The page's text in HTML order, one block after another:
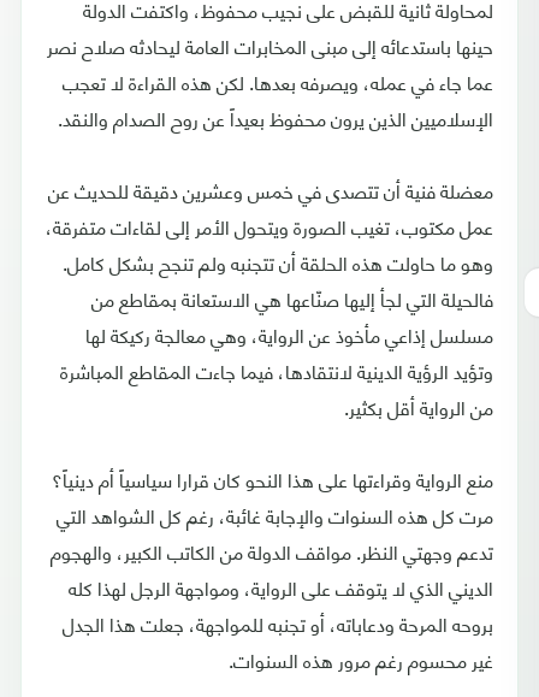
لمحاولة ثانية للقبض على نجيب محفوظ، واكتفت الدولة
حينها باستدعائه إلى مبنى المخابرات العامة ليحادثه صلاح نصر
عما جاء في عمله، ويصرفه بعدها. لكن هذه القراءة لا تعجب
الإسلاميين الذين يرون محفوظ بعيداً عن روح الصدام والنقد.
معضلة فنية أن تتصدى في خمس وعشرين دقيقة للحديث عن
عمل مكتوب، تغيب الصورة ويتحول الأمر إلى لقاءات متفرقة،
وهو ما حاولت هذه الحلقة أن تتجنبه ولم تنجح بشكل كامل.
فالحيلة التي لجأ إليها صنّاعها هي الاستعانة بمقاطع من
مسلسل إذاعي مأخوذ عن الرواية، وهي معالجة ركيكة لها
وتؤيد الرؤية الدينية لانتقادها، فيما جاءت المقاطع المباشرة
من الرواية أقل بكثير.
منع الرواية وقراءتها على هذا النحو كان قرارا سياسياً أم دينياً؟
مرت كل هذه السنوات والإجابة غائبة، رغم كل الشواهد التي
تدعم وجهتي النظر. مواقف الدولة من الكاتب الكبير، والهجوم
الديني الذي لا يتوقف على الرواية، ومواجهة الرجل لهذا كله
بروحه المرحة ودعاباته، أو تجنبه للمواجهة، جعلت هذا الجدل
غير محسوم رغم مرور هذه السنوات.